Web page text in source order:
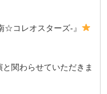
☆コレオスターズ-』
関わらせていただきま